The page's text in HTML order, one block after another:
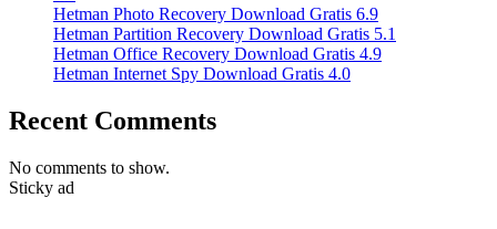
Hetman Photo Recovery Download Gratis 6.9
Hetman Partition Recovery Download Gratis 5.1
Hetman Office Recovery Download Gratis 4.9
Hetman Internet Spy Download Gratis 4.0
Recent Comments
No comments to show.
Sticky ad